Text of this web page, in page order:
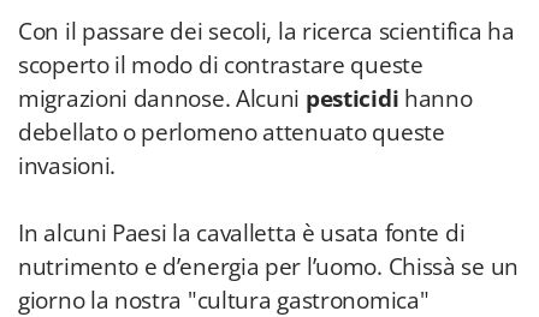
Con il passare dei secoli, la ricerca scientifica ha
scoperto il modo di contrastare queste
migrazioni dannose. Alcuni pesticidi hanno
debellato o perlomeno attenuato queste
invasioni.
In alcuni Paesi la cavalletta è usata fonte di
nutrimento e d’energia per l’uomo. Chissà se un
giorno la nostra "cultura gastronomica"